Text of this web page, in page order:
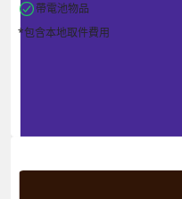
帶電池物品
*包含本地取件費用